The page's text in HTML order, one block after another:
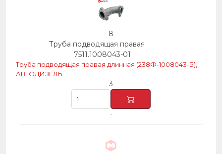
8
Труба подводящая правая
7511.1008043-01
Труба подводящая правая длинная (238Ф-1008043-Б),
АВТОДИЗЕЛЬ
3
-